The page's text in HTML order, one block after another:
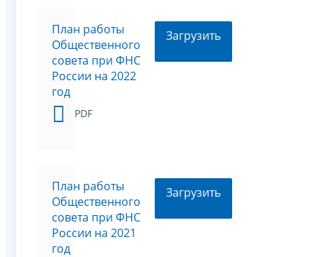
План работы
Общественного
совета при ФНС
России на 2022
год
PDF
Загрузить
План работы
Общественного
совета при ФНС
России на 2021
год
Загрузить